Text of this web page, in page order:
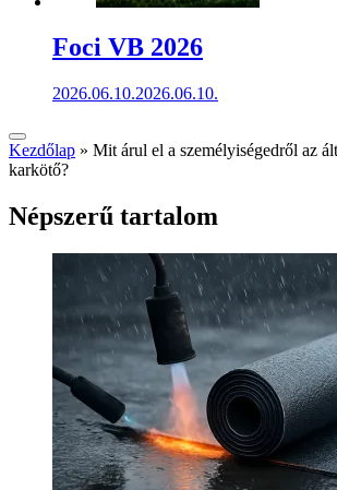
Foci VB 2026
2026.06.10.2026.06.10.
Kezdőlap » Mit árul el a személyiségedről az
karkötő?
Népszerű tartalom